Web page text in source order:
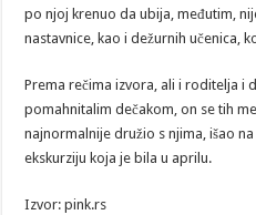
po njoj krenuo da ubija, međutim,
nastavnice, kao i dežurnih učenica,
Prema rečima izvora, ali i roditelja i
pomahnitalim dečakom, on se tih
najnormalnije družio s njima, išao
ekskurziju koja je bila u aprilu.
Izvor: pink.rs